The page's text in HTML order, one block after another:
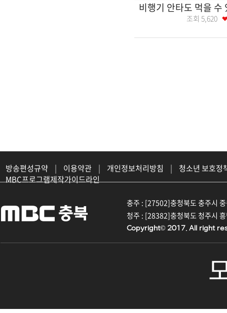
비행기 안타도 먹을 수
조회 5,620
방송편성규약 | 이용약관 | 개인정보처리방침 |
청소년 보호정
MBC프로그램제작가이드라인
충주 : [27502]충청북도 충주시
청주 : [28382]충청북도 청주시
Copyright© 2017. All right